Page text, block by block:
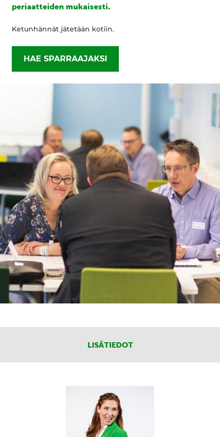
periaatteiden mukaisesti.
Ketunhännät jätetään kotiin.
HAE SPARRAAJAKSI
LISÄTIEDOT